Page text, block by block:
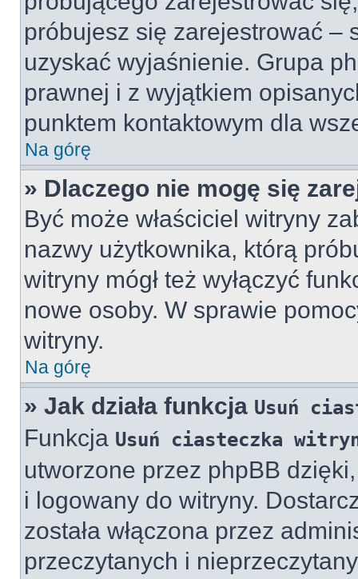
próbujesz się zarejestrować –
uzyskać wyjaśnienie. Grupa
prawnej i z wyjątkiem
punktem kontaktowym dla
Na górę
» Dlaczego nie mogę się
Być może właściciel witryny
nazwy użytkownika, którą
witryny mógł też wyłączyć
nowe osoby. W sprawie
witryny.
Na górę
» Jak działa funkcja Usuń
Funkcja Usuń ciasteczka
utworzone przez phpBB
i logowany do witryny.
została włączona przez
przeczytanych i